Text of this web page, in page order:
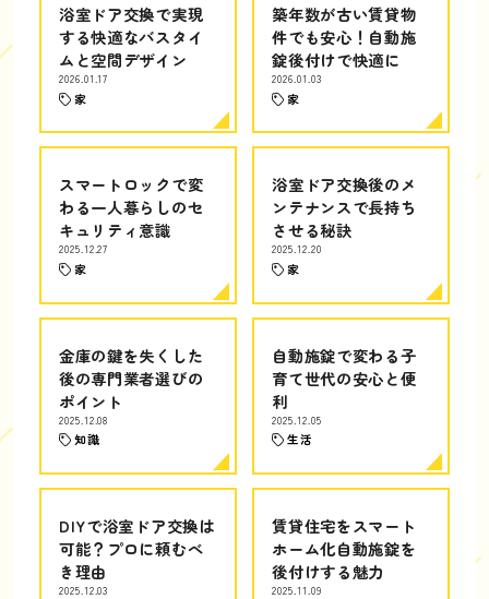
浴室ドア交換で実現
する快適なバスタイ
ムと空間デザイン
2026.01.17
家
築年数が古い賃貸物
件でも安心！自動施
錠後付けで快適に
2026.01.03
家
スマートロックで変
わる一人暮らしのセ
キュリティ意識
2025.12.27
家
浴室ドア交換後のメ
ンテナンスで長持ち
させる秘訣
2025.12.20
家
金庫の鍵を失くした
後の専門業者選びの
ポイント
2025.12.08
知識
自動施錠で変わる子
育て世代の安心と便
利
2025.12.05
生活
DIYで浴室ドア交換は
可能？プロに頼むべ
き理由
2025.12.03
賃貸住宅をスマート
ホーム化自動施錠を
後付けする魅力
2025.11.09